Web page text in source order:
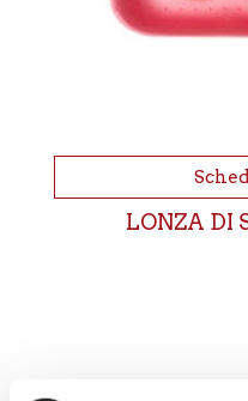
LONZA DI